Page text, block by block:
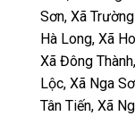
Sơn, Xã
Hà Long, Xã
Xã Đông
Lộc, Xã Nga
Tân Tiến, Xã